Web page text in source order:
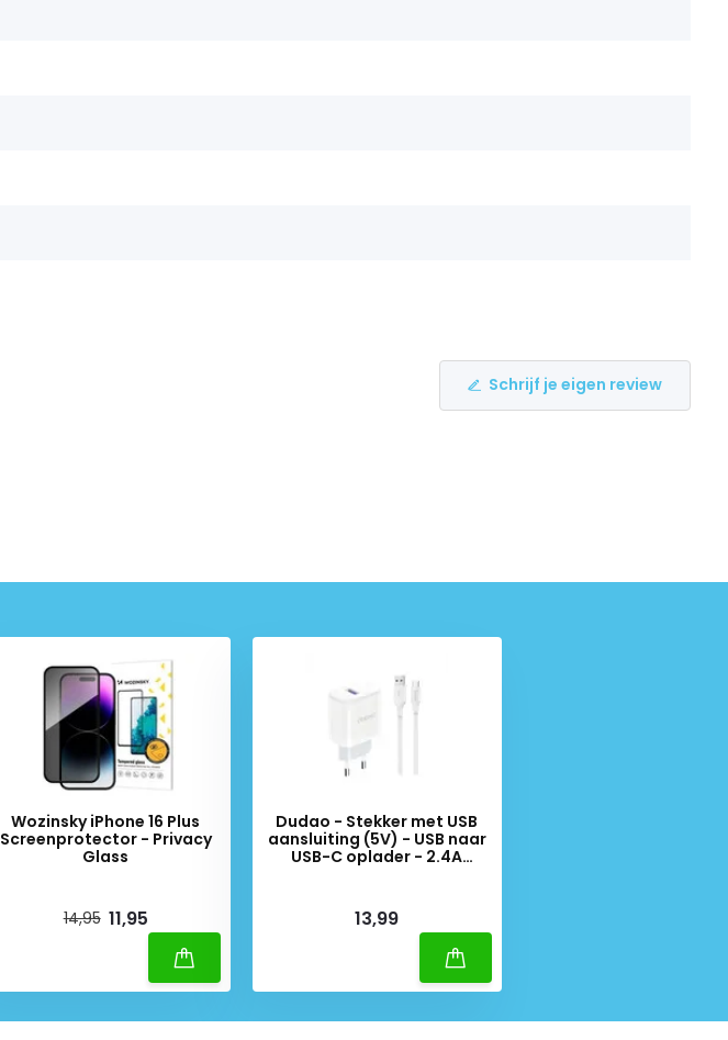
Schrijf je eigen review
Wozinsky iPhone 16 Plus
Screenprotector - Privacy
Glass
14,95 11,95
Dudao - Stekker met USB
aansluiting (5V) - USB naar
USB-C oplader - 2.4A
13,99